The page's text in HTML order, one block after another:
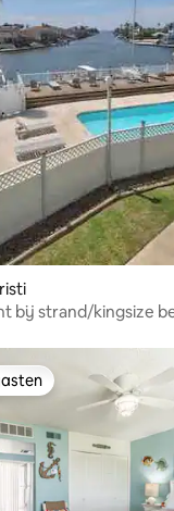
bij strand/kingsize